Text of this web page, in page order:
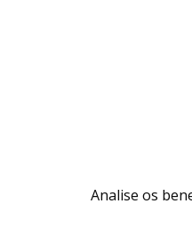
Analise os